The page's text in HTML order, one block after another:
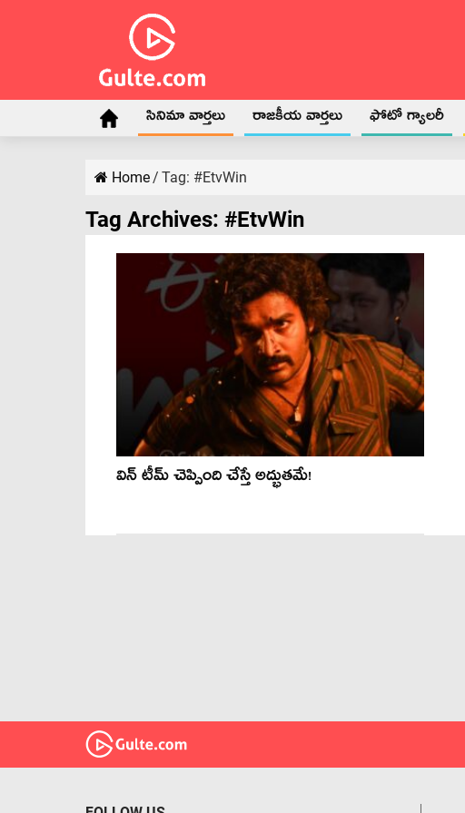
సినిమా వార్తలు రాజకీయ వార్తలు ఫోటో గ్యాలరీ
Home/ Tag: #EtvWin
Tag Archives: #EtvWin
విన్ టీమ్ చెప్పింది చేస్తే అద్భుతమే!